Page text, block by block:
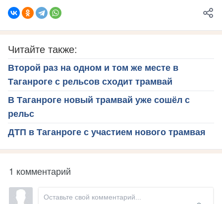
Читайте также:
Второй раз на одном и том же месте в
Таганроге с рельсов сходит трамвай
В Таганроге новый трамвай уже сошёл с
рельс
ДТП в Таганроге с участием нового трамвая
1 комментарий